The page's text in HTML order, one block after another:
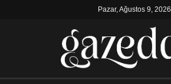
Pazar, Ağustos 9, 2026